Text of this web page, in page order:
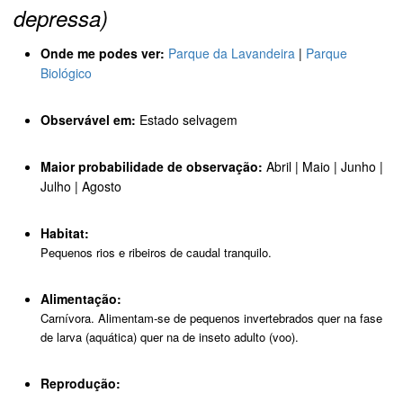
depressa)
Onde me podes ver: Parque da Lavandeira | Parque
Biológico
Observável em: Estado selvagem
Maior probabilidade de observação: Abril | Maio | Junho |
Julho | Agosto
Habitat:
Pequenos rios e ribeiros de caudal tranquilo.
Alimentação:
Carnívora. Alimentam-se de pequenos invertebrados quer na fase
de larva (aquática) quer na de inseto adulto (voo).
Reprodução: